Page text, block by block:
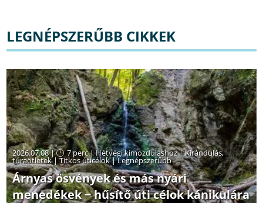
LEGNÉPSZERŰBB CIKKEK
2026.07.08 | 7 perc|Hétvégi kimozduláshoz|Kirándulás,
túraötletek|Titkos úticélok|Legnépszerűbb
Árnyas ösvények és más nyári
menedékek − hűsítő úti célok kánikulára